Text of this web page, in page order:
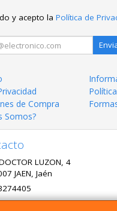
y acepto la Política de
de Compra
Somos?
LUZON, 4
JAEN, Jaén